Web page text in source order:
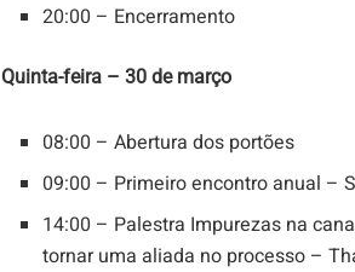
20:00 – Encerramento
Quinta-feira – 30 de março
08:00 – Abertura dos portões
09:00 – Primeiro encontro anual –
14:00 – Palestra Impurezas na
tornar uma aliada no processo –